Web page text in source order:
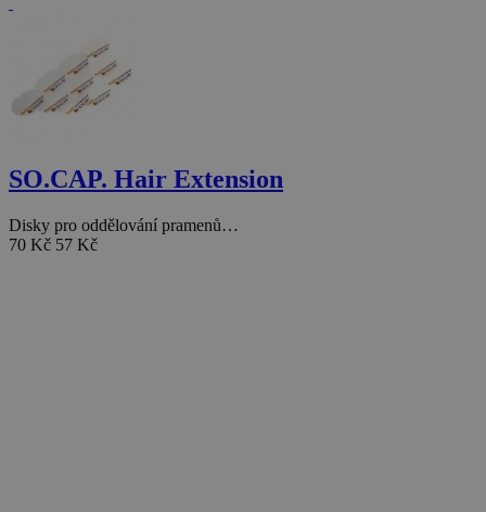
SO.CAP. Hair Extension
Disky pro oddělování pramenů…
70 Kč 57 Kč